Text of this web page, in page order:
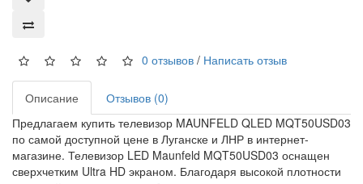
0 отзывов / Написать отзыв
Описание
Отзывов (0)
Предлагаем купить телевизор MAUNFELD QLED MQT50USD03
по самой доступной цене в Луганске и ЛНР в интернет-
магазине. Телевизор LED Maunfeld MQT50USD03 оснащен
сверхчетким Ultra HD экраном. Благодаря высокой плотности